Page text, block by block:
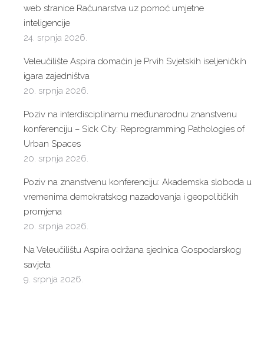
web stranice Računarstva uz pomoć umjetne
inteligencije
24. srpnja 2026.
Veleučilište Aspira domaćin je Prvih Svjetskih iseljeničkih
igara zajedništva
20. srpnja 2026.
Poziv na interdisciplinarnu međunarodnu znanstvenu
konferenciju – Sick City: Reprogramming Pathologies of
Urban Spaces
20. srpnja 2026.
Poziv na znanstvenu konferenciju: Akademska sloboda u
vremenima demokratskog nazadovanja i geopolitičkih
promjena
20. srpnja 2026.
Na Veleučilištu Aspira održana sjednica Gospodarskog
savjeta
9. srpnja 2026.